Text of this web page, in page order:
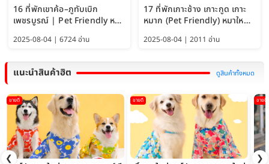
16 ที่พักเขาค้อ–ภูทับเบิก
เพชรบูรณ์ | Pet Friendly หมา
2025-08-04 | 6724 อ่าน
17 ที่พักเกาะช้าง เกาะกูด เกาะ
หมาก (Pet Friendly) หมาใหญ่
2025-08-04 | 2011 อ่าน
แนะนำสินค้าฮิต ดูสินค้าทั้งหมด
❮ ❯
ขายดี ขายดี ขายดี